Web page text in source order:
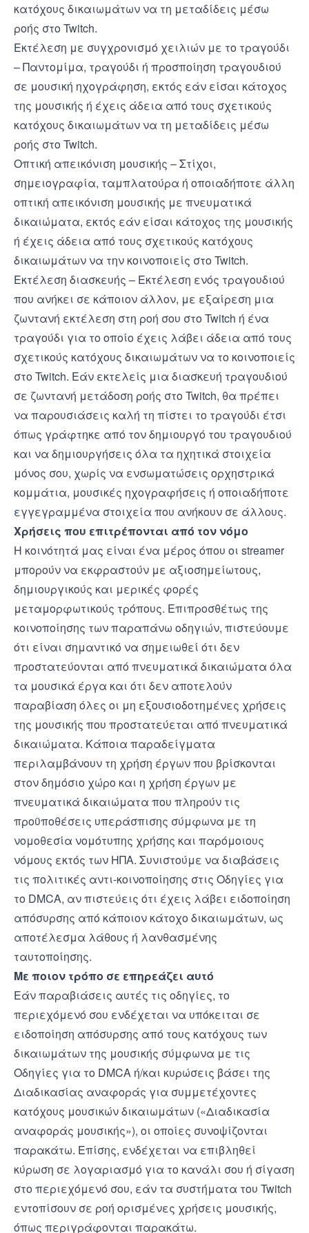
κατόχους δικαιωμάτων να τη μεταδίδεις μέσω
ροής στο Twitch.
Εκτέλεση με συγχρονισμό χειλιών με το τραγούδι
– Παντομίμα, τραγούδι ή προσποίηση τραγουδιού
σε μουσική ηχογράφηση, εκτός εάν είσαι κάτοχος
της μουσικής ή έχεις άδεια από τους σχετικούς
κατόχους δικαιωμάτων να τη μεταδίδεις μέσω
ροής στο Twitch.
Οπτική απεικόνιση μουσικής – Στίχοι,
σημειογραφία, ταμπλατούρα ή οποιαδήποτε άλλη
οπτική απεικόνιση μουσικής με πνευματικά
δικαιώματα, εκτός εάν είσαι κάτοχος της μουσικής
ή έχεις άδεια από τους σχετικούς κατόχους
δικαιωμάτων να την κοινοποιείς στο Twitch.
Εκτέλεση διασκευής – Εκτέλεση ενός τραγουδιού
που ανήκει σε κάποιον άλλον, με εξαίρεση μια
ζωντανή εκτέλεση στη ροή σου στο Twitch ή ένα
τραγούδι για το οποίο έχεις λάβει άδεια από τους
σχετικούς κατόχους δικαιωμάτων να το κοινοποιείς
στο Twitch. Εάν εκτελείς μια διασκευή τραγουδιού
σε ζωντανή μετάδοση ροής στο Twitch, θα πρέπει
να παρουσιάσεις καλή τη πίστει το τραγούδι έτσι
όπως γράφτηκε από τον δημιουργό του τραγουδιού
και να δημιουργήσεις όλα τα ηχητικά στοιχεία
μόνος σου, χωρίς να ενσωματώσεις ορχηστρικά
κομμάτια, μουσικές ηχογραφήσεις ή οποιαδήποτε
εγγεγραμμένα στοιχεία που ανήκουν σε άλλους.
Χρήσεις που επιτρέπονται από τον νόμο
Η κοινότητά μας είναι ένα μέρος όπου οι streamer
μπορούν να εκφραστούν με αξιοσημείωτους,
δημιουργικούς και μερικές φορές
μεταμορφωτικούς τρόπους. Επιπροσθέτως της
κοινοποίησης των παραπάνω οδηγιών, πιστεύουμε
ότι είναι σημαντικό να σημειωθεί ότι δεν
προστατεύονται από πνευματικά δικαιώματα όλα
τα μουσικά έργα και ότι δεν αποτελούν
παραβίαση όλες οι μη εξουσιοδοτημένες χρήσεις
της μουσικής που προστατεύεται από πνευματικά
δικαιώματα. Κάποια παραδείγματα
περιλαμβάνουν τη χρήση έργων που βρίσκονται
στον δημόσιο χώρο και η χρήση έργων με
πνευματικά δικαιώματα που πληρούν τις
προϋποθέσεις υπεράσπισης σύμφωνα με τη
νομοθεσία νομότυπης χρήσης και παρόμοιους
νόμους εκτός των ΗΠΑ. Συνιστούμε να διαβάσεις
τις πολιτικές αντι-κοινοποίησης στις Οδηγίες για
το DMCA, αν πιστεύεις ότι έχεις λάβει ειδοποίηση
απόσυρσης από κάποιον κάτοχο δικαιωμάτων, ως
αποτέλεσμα λάθους ή λανθασμένης
ταυτοποίησης.
Με ποιον τρόπο σε επηρεάζει αυτό
Εάν παραβιάσεις αυτές τις οδηγίες, το
περιεχόμενό σου ενδέχεται να υπόκειται σε
ειδοποίηση απόσυρσης από τους κατόχους των
δικαιωμάτων της μουσικής σύμφωνα με τις
Οδηγίες για το DMCA ή/και κυρώσεις βάσει της
Διαδικασίας αναφοράς για συμμετέχοντες
κατόχους μουσικών δικαιωμάτων («Διαδικασία
αναφοράς μουσικής»), οι οποίες συνοψίζονται
παρακάτω. Επίσης, ενδέχεται να επιβληθεί
κύρωση σε λογαριασμό για το κανάλι σου ή σίγαση
στο περιεχόμενό σου, εάν τα συστήματα του Twitch
εντοπίσουν σε ροή ορισμένες χρήσεις μουσικής,
όπως περιγράφονται παρακάτω.